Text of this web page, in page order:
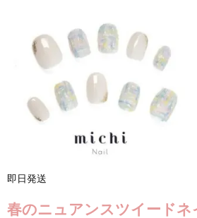
即日発送
春のニュアンスツイードネ